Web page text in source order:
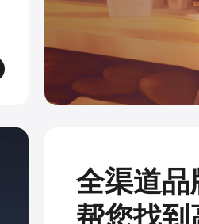
全渠道品
帮您找到